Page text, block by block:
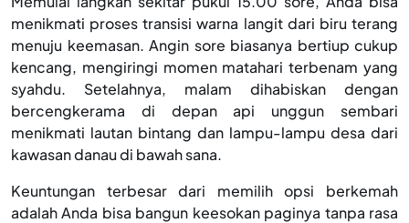
menikmati proses transisi warna langit dari biru terang
menuju keemasan. Angin sore biasanya bertiup cukup
kencang, mengiringi momen matahari terbenam yang
syahdu. Setelahnya, malam dihabiskan dengan
bercengkerama di depan api unggun sembari
menikmati lautan bintang dan lampu-lampu desa dari
kawasan danau di bawah sana.
Keuntungan terbesar dari memilih opsi berkemah
adalah Anda bisa bangun keesokan paginya tanpa rasa